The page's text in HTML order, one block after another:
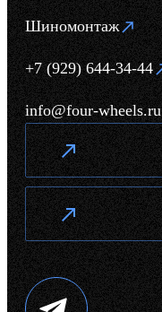
Шиномонтаж
+7 (929) 644-34-44
info@four-wheels.ru